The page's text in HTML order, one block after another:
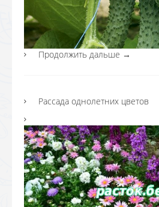
Продолжить дальше →
Рассада однолетних цветов